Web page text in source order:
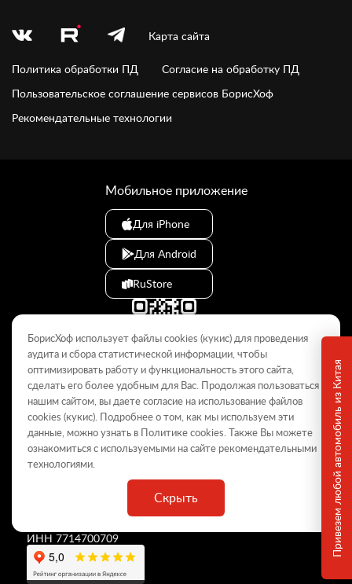
Привезем любой автомобиль из Китая
Карта сайта
Политика обработки ПД
Согласие на обработку ПД
Пользовательское соглашение сервисов БорисХоф
Рекомендательные технологии
© 2009–2026
Данный интернет-сайт носит информационный характер и не
является публичной офертой, определяемой положениями Статьи
437 ГК РФ. Для получения подробной информации обращайтесь в
дилерские центры.
БорисХоф Холдинг»
ИНН 7714700709
Мобильное приложение
Для iPhone
Для Android
RuStore
БорисХоф использует файлы cookies (кукиc) для проведения
аудита и сбора статистической информации, чтобы
оптимизировать работу и функциональность этого сайта,
сделать его более удобным для Вас. Продолжая пользоваться
нашим сайтом, вы даете согласие на использование файлов
cookies (кукиc). Подробнее о том, как мы используем эти
данные, можно узнать в Политикеcookies. Также Вы можете
ознакомиться с используемыми на сайте рекомендательными
технологиями.
Скрыть